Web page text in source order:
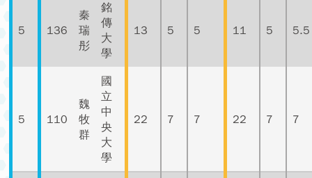
5 136
秦
瑞
彤
銘
傳
大
學
13 5 5 11 5 5.5
5 110
魏
牧
群
國
立
中
央
大
學
22 7 7 22 7 7